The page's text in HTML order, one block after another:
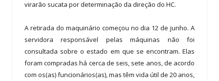
virarão sucata por determinação da direção do HC.
A retirada do maquinário começou no dia 12 de junho. A
servidora responsável pelas máquinas não foi
consultada sobre o estado em que se encontram. Elas
foram compradas há cerca de seis, sete anos, de acordo
com os(as) funcionários(as), mas têm vida útil de 20 anos,